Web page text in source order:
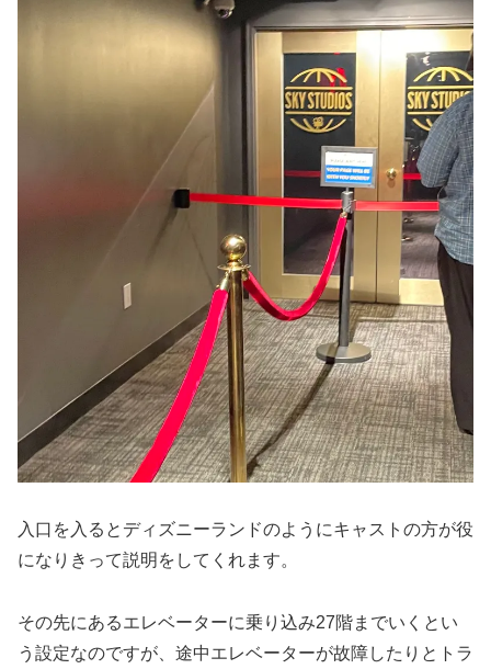
入口を入るとディズニーランドのようにキャストの方が役
になりきって説明をしてくれます。
その先にあるエレベーターに乗り込み27階までいくとい
う設定なのですが、途中エレベーターが故障したりとトラ